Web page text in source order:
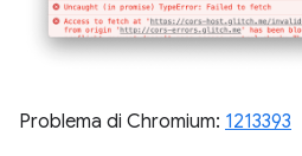
Problema di Chromium: 1213393